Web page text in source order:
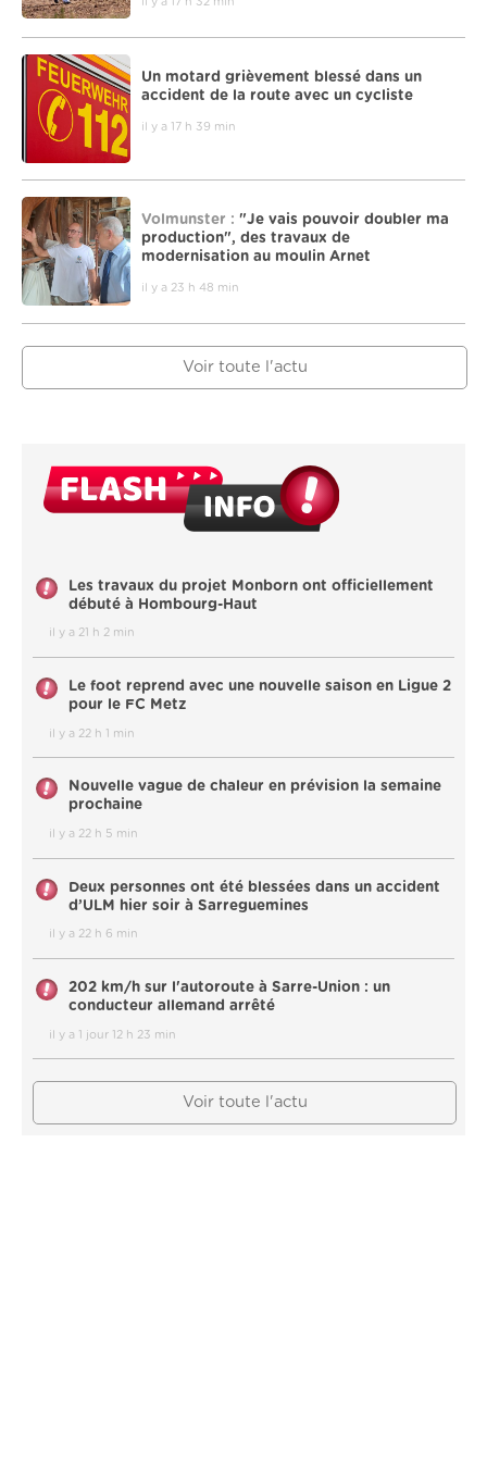
Un motard grièvement blessé dans un
accident de la route avec un cycliste
il y a 17 h 39 min
Volmunster : "Je vais pouvoir doubler ma
production", des travaux de
modernisation au moulin Arnet
il y a 23 h 48 min
Voir toute l'actu
Les travaux du projet Monborn ont officiellement
débuté à Hombourg-Haut
il y a 21 h 2 min
Le foot reprend avec une nouvelle saison en Ligue 2
pour le FC Metz
il y a 22 h 1 min
Nouvelle vague de chaleur en prévision la semaine
prochaine
il y a 22 h 5 min
Deux personnes ont été blessées dans un accident
d’ULM hier soir à Sarreguemines
il y a 22 h 6 min
202 km/h sur l'autoroute à Sarre-Union : un
conducteur allemand arrêté
il y a 1 jour 12 h 23 min
Voir toute l'actu